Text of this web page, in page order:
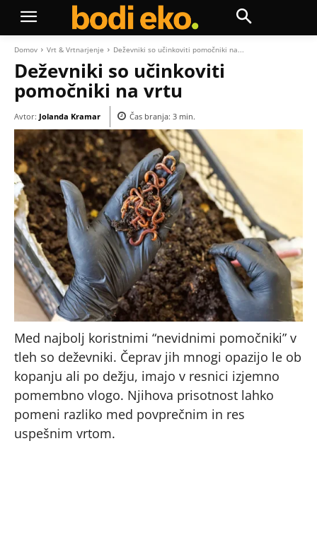
Domov Vrt & Vrtnarjenje Deževniki so učinkoviti pomočniki na...
Deževniki so učinkoviti
pomočniki na vrtu
Avtor: Jolanda Kramar Čas branja: 3 min.
Med najbolj koristnimi “nevidnimi pomočniki” v
tleh so deževniki. Čeprav jih mnogi opazijo le ob
kopanju ali po dežju, imajo v resnici izjemno
pomembno vlogo. Njihova prisotnost lahko
pomeni razliko med povprečnim in res
uspešnim vrtom.